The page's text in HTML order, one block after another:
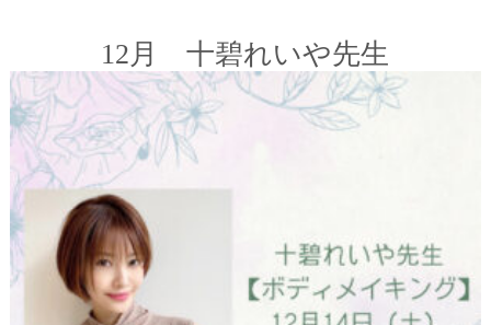
12月 十碧れいや先生